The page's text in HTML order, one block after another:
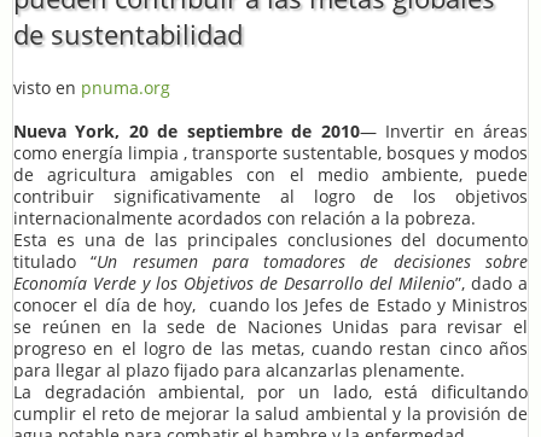
de sustentabilidad
visto en pnuma.org
Nueva York, 20 de septiembre de 2010— Invertir en áreas
como energía limpia , transporte sustentable, bosques y modos
de agricultura amigables con el medio ambiente, puede
contribuir significativamente al logro de los objetivos
internacionalmente acordados con relación a la pobreza.
Esta es una de las principales conclusiones del documento
titulado “Un resumen para tomadores de decisiones sobre
Economía Verde y los Objetivos de Desarrollo del Milenio”, dado a
conocer el día de hoy, cuando los Jefes de Estado y Ministros
se reúnen en la sede de Naciones Unidas para revisar el
progreso en el logro de las metas, cuando restan cinco años
para llegar al plazo fijado para alcanzarlas plenamente.
La degradación ambiental, por un lado, está dificultando
cumplir el reto de mejorar la salud ambiental y la provisión de